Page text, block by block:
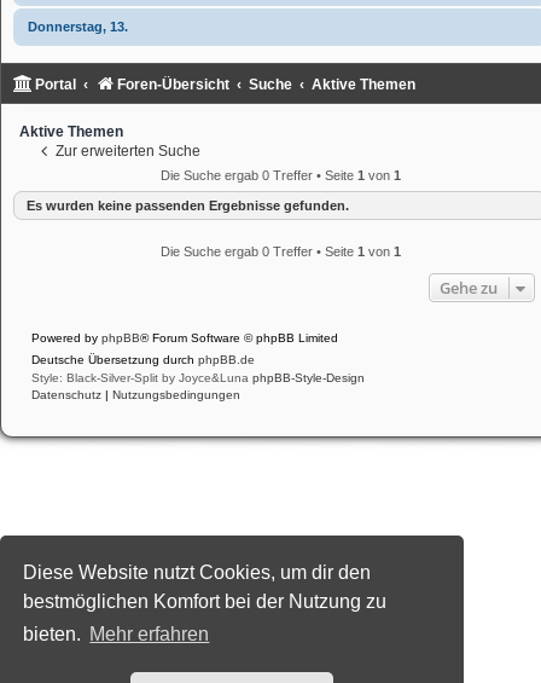
Diese Website nutzt Cookies, um dir den
bestmöglichen Komfort bei der Nutzung zu
bieten. Mehr erfahren
Donnerstag, 13.
Portal Foren-Übersicht Suche Aktive Themen
Aktive Themen
Zur erweiterten Suche
Die Suche ergab 0 Treffer • Seite 1 von 1
Es wurden keine passenden Ergebnisse gefunden.
Die Suche ergab 0 Treffer • Seite 1 von 1
Gehe zu
Powered by phpBB® Forum Software © phpBB Limited
Deutsche Übersetzung durch phpBB.de
Style: Black-Silver-Split by Joyce&Luna phpBB-Style-Design
Datenschutz
Nutzungsbedingungen